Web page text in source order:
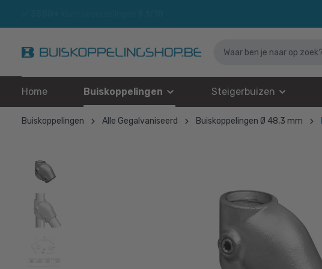
Home Buiskoppelingen Steigerbuizen
Buiskoppelingen Alle Gegalvaniseerd Buiskoppelingen Ø 48,3 mm